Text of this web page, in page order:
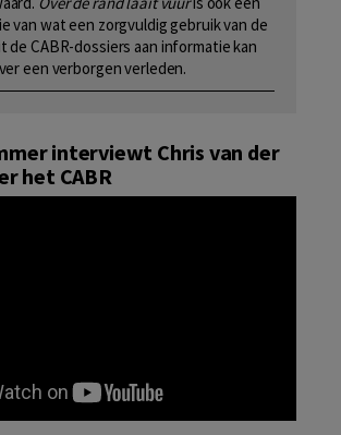
van wat een zorgvuldig gebruik van de
de CABR-dossiers aan informatie kan
een verborgen verleden.
interviewt Chris van der
het CABR